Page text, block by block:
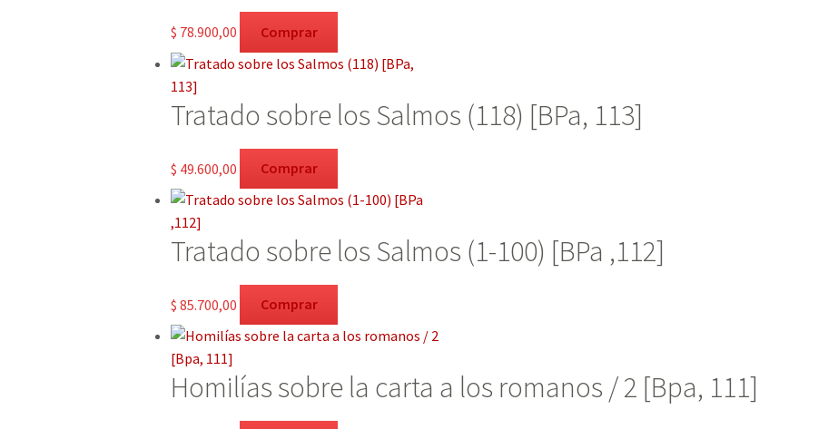
$ 78.900,00 Comprar
Tratado sobre los Salmos (118) [BPa, 113]
$ 49.600,00 Comprar
Tratado sobre los Salmos (1-100) [BPa ,112]
$ 85.700,00 Comprar
Homilías sobre la carta a los romanos / 2 [Bpa, 111]